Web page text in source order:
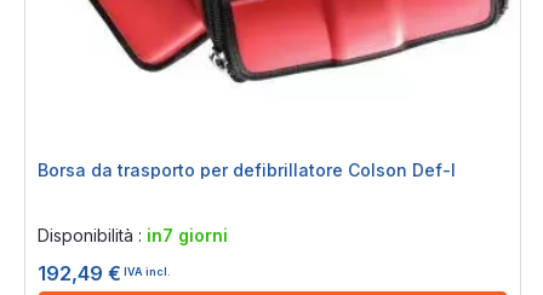
Borsa da trasporto per defibrillatore Colson Def-I
Disponibilità : in7 giorni
192,49 € IVA incl.